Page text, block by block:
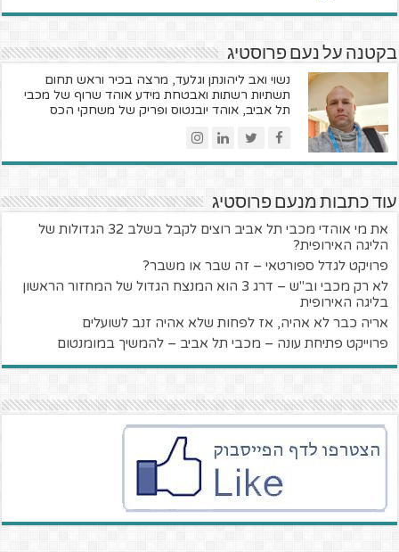
בקטנה על נעם פרוסטיג
נשוי ואב ליהונתן וגלעד, מרצה בכיר וראש תחום
תשתיות רשתות ואבטחת מידע אוהד שרוף של מכבי
תל אביב, אוהד יובנטוס ופריק של משחקי הכס
עוד כתבות מנעם פרוסטיג
את מי אוהדי מכבי תל אביב רוצים לקבל בשלב 32 הגדולות של
הליגה האירופית?
פרויקט לגדל ספורטאי – זה שבר או משבר?
לא רק מכבי וב"ש – דרג 3 הוא המנצח הגדול של המחזור הראשון
בליגה האירופית
אריה כבר לא אהיה, אז לפחות שלא אהיה זנב לשועלים
פרוייקט פתיחת עונה – מכבי תל אביב – להמשיך במומנטום